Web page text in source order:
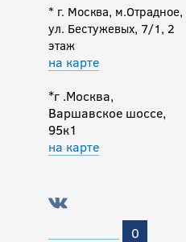
* г. Москва, м.Отрадное,
ул. Бестужевых, 7/1, 2
этаж
на карте
*г .Москва,
Варшавское шоссе,
95к1
на карте
0